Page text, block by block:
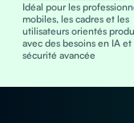
Idéal pour les
mobiles, les cadres et les
utilisateurs orientés
avec des besoins en IA et
sécurité avancée